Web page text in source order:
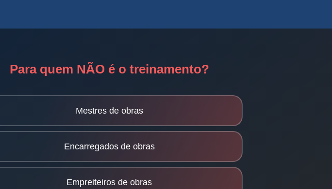
Para quem NÃO é o treinamento?
Mestres de obras
Encarregados de obras
Empreiteiros de obras